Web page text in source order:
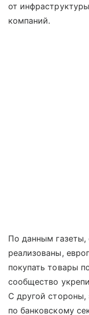
от
компаний.
По данным газеты,
реализованы,
покупать товары
сообщество
С другой стороны,
по банковскому